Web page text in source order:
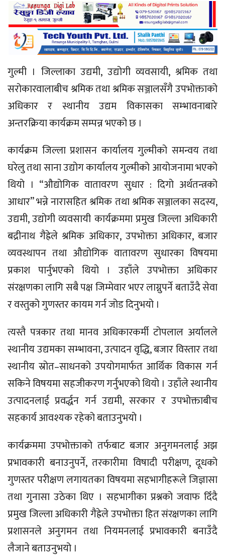
गुल्मी । जिल्लाका उद्यमी, उद्योगी व्यवसायी, श्रमिक तथा
सरोकारवालाबीच श्रमिक तथा श्रमिक सञ्जालसँगै उपभोक्ताको
अधिकार र स्थानीय उद्यम विकासका सम्भावनाबारे
अन्तरक्रिया कार्यक्रम सम्पन्न भएको छ ।
कार्यक्रम जिल्ला प्रशासन कार्यालय गुल्मीको समन्वय तथा
घरेलु तथा साना उद्योग कार्यालय गुल्मीको आयोजनामा भएको
थियो । “औद्योगिक वातावरण सुधार : दिगो अर्थतन्त्रको
आधार” भन्ने नारासहित श्रमिक तथा श्रमिक सञ्जालका सदस्य,
उद्यमी, उद्योगी व्यवसायी कार्यक्रममा प्रमुख जिल्ला अधिकारी
बद्रीनाथ गैह्रेले श्रमिक अधिकार, उपभोक्ता अधिकार, बजार
व्यवस्थापन तथा औद्योगिक वातावरण सुधारका विषयमा
प्रकाश पार्नुभएको थियो । उहाँले उपभोक्ता अधिकार
संरक्षणका लागि सबै पक्ष जिम्मेवार भएर लाग्नुपर्ने बताउँदै सेवा
र वस्तुको गुणस्तर कायम गर्न जोड दिनुभयो ।
त्यस्तै पत्रकार तथा मानव अधिकारकर्मी टोपलाल अर्यालले
स्थानीय उद्यमका सम्भावना, उत्पादन वृद्धि, बजार विस्तार तथा
स्थानीय स्रोत–साधनको उपयोगमार्फत आर्थिक विकास गर्न
सकिने विषयमा सहजीकरण गर्नुभएको थियो । उहाँले स्थानीय
उत्पादनलाई प्रवर्द्धन गर्न उद्यमी, सरकार र उपभोक्ताबीच
सहकार्य आवश्यक रहेको बताउनुभयो ।
कार्यक्रममा उपभोक्ताको तर्फबाट बजार अनुगमनलाई अझ
प्रभावकारी बनाउनुपर्ने, तरकारीमा विषादी परीक्षण, दूधको
गुणस्तर परीक्षण लगायतका विषयमा सहभागीहरूले जिज्ञासा
तथा गुनासा उठेका थिए । सहभागीका प्रश्नको जवाफ दिँदै
प्रमुख जिल्ला अधिकारी गैह्रेले उपभोक्ता हित संरक्षणका लागि
प्रशासनले अनुगमन तथा नियमनलाई प्रभावकारी बनाउँदै
लैजाने बताउनुभयो ।